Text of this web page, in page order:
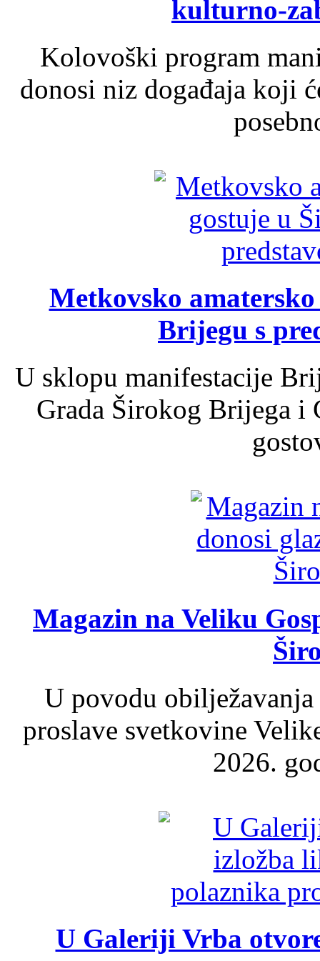
kulturno-
Kolovoški program
donosi niz događaja koji
Metkovsko
Brijegu s
U sklopu manifestacije
Grada Širokog Brijega
Magazin na Veliku
U povodu
proslave svetkovine
2026.
U Galeriji Vrba